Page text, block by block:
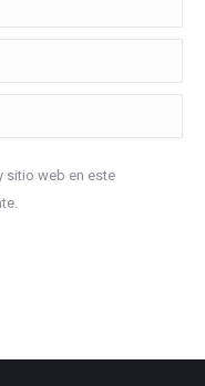
sitio web en este